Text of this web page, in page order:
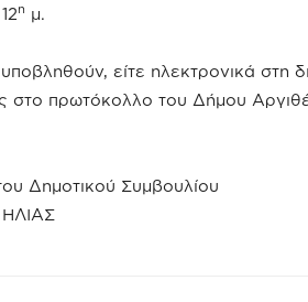
η μ.
είτε ηλεκτρονικά στη
στο πρωτόκολλο του Δήμου
Δημοτικού Συμβουλίου